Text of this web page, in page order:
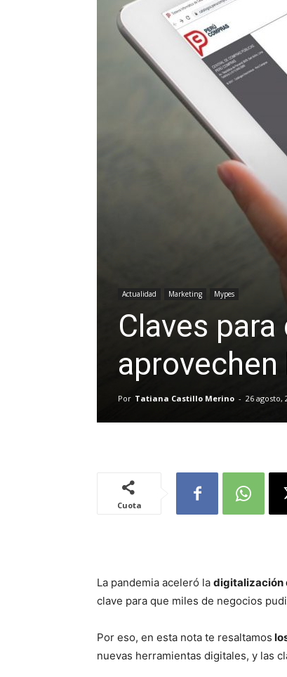
Actualidad Marketing Mypes
Claves
Por Tatiana Castillo Merino - 26 agosto,
Cuota
La pandemia aceleró la digitalización
clave para que miles de negocios
Por eso, en esta nota te resaltamos
nuevas herramientas digitales, y las